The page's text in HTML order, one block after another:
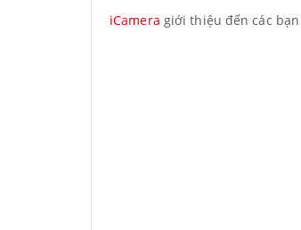
iCamera giới thiệu đến các